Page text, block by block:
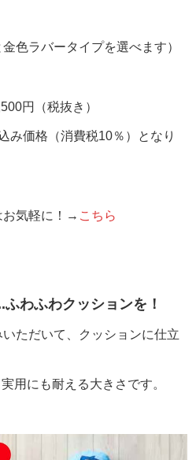
色ラバータイプを選べます）
円（税抜き）
み価格（消費税10％）となり
お気軽に！→ こちら
わふわクッションを！
ただいて、クッションに仕立
用にも耐える大きさです。